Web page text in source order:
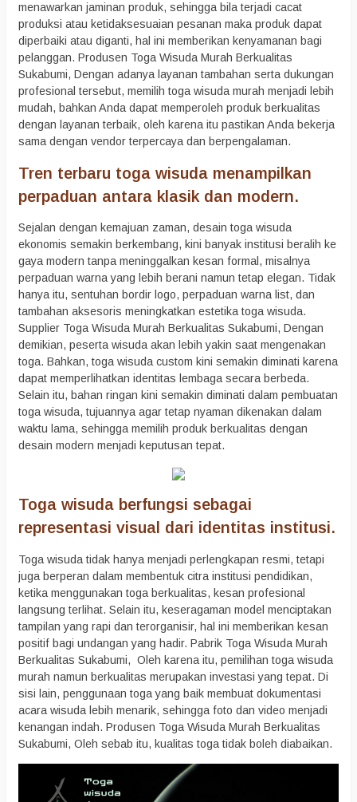
menawarkan jaminan produk, sehingga bila terjadi cacat
produksi atau ketidaksesuaian pesanan maka produk dapat
diperbaiki atau diganti, hal ini memberikan kenyamanan bagi
pelanggan. Produsen Toga Wisuda Murah Berkualitas
Sukabumi, Dengan adanya layanan tambahan serta dukungan
profesional tersebut, memilih toga wisuda murah menjadi lebih
mudah, bahkan Anda dapat memperoleh produk berkualitas
dengan layanan terbaik, oleh karena itu pastikan Anda bekerja
sama dengan vendor terpercaya dan berpengalaman.
Tren terbaru toga wisuda menampilkan
perpaduan antara klasik dan modern.
Sejalan dengan kemajuan zaman, desain toga wisuda
ekonomis semakin berkembang, kini banyak institusi beralih ke
gaya modern tanpa meninggalkan kesan formal, misalnya
perpaduan warna yang lebih berani namun tetap elegan. Tidak
hanya itu, sentuhan bordir logo, perpaduan warna list, dan
tambahan aksesoris meningkatkan estetika toga wisuda.
Supplier Toga Wisuda Murah Berkualitas Sukabumi, Dengan
demikian, peserta wisuda akan lebih yakin saat mengenakan
toga. Bahkan, toga wisuda custom kini semakin diminati karena
dapat memperlihatkan identitas lembaga secara berbeda.
Selain itu, bahan ringan kini semakin diminati dalam pembuatan
toga wisuda, tujuannya agar tetap nyaman dikenakan dalam
waktu lama, sehingga memilih produk berkualitas dengan
desain modern menjadi keputusan tepat.
Toga wisuda berfungsi sebagai
representasi visual dari identitas institusi.
Toga wisuda tidak hanya menjadi perlengkapan resmi, tetapi
juga berperan dalam membentuk citra institusi pendidikan,
ketika menggunakan toga berkualitas, kesan profesional
langsung terlihat. Selain itu, keseragaman model menciptakan
tampilan yang rapi dan terorganisir, hal ini memberikan kesan
positif bagi undangan yang hadir. Pabrik Toga Wisuda Murah
Berkualitas Sukabumi, Oleh karena itu, pemilihan toga wisuda
murah namun berkualitas merupakan investasi yang tepat. Di
sisi lain, penggunaan toga yang baik membuat dokumentasi
acara wisuda lebih menarik, sehingga foto dan video menjadi
kenangan indah. Produsen Toga Wisuda Murah Berkualitas
Sukabumi, Oleh sebab itu, kualitas toga tidak boleh diabaikan.